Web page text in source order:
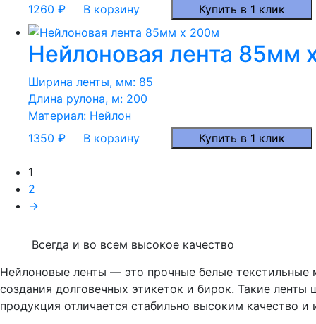
1260 ₽ В корзину Купить в 1 клик
Нейлоновая лента 85мм
Ширина ленты, мм: 85
Длина рулона, м: 200
Материал: Нейлон
1350 ₽ В корзину Купить в 1 клик
1
2
→
Всегда и во всем высокое качество
Нейлоновые ленты — это прочные белые текстильные
создания долговечных этикеток и бирок. Такие
продукция отличается стабильно высоким качество